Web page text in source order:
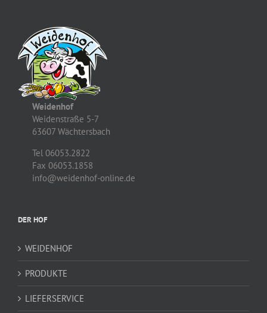
Weidenhof
Weidenstraße 5-7
63607 Wächtersbach
Tel 06053.2822
Fax 06053.1858
info@weidenhof-online.de
DER HOF
WEIDENHOF
PRODUKTE
LIEFERSERVICE